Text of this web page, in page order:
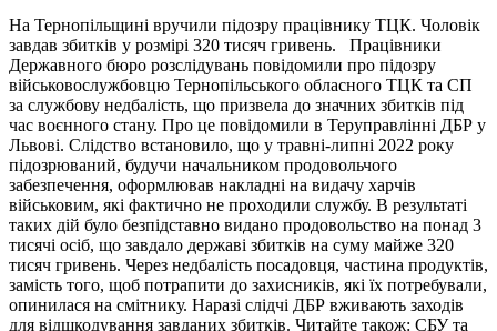
На Тернопільщині вручили підозру працівнику ТЦК. Чоловік
завдав збитків у розмірі 320 тисяч гривень. Працівники
Державного бюро розслідувань повідомили про підозру
військовослужбовцю Тернопільського обласного ТЦК та СП
за службову недбалість, що призвела до значних збитків під
час воєнного стану. Про це повідомили в Теруправлінні ДБР у
Львові. Слідство встановило, що у травні-липні 2022 року
підозрюваний, будучи начальником продовольчого
забезпечення, оформлював накладні на видачу харчів
військовим, які фактично не проходили службу. В результаті
таких дій було безпідставно видано продовольство на понад 3
тисячі осіб, що завдало державі збитків на суму майже 320
тисяч гривень. Через недбалість посадовця, частина продуктів,
замість того, щоб потрапити до захисників, які їх потребували,
опинилася на смітнику. Наразі слідчі ДБР вживають заходів
для відшкодування завданих збитків. Читайте також: СБУ та